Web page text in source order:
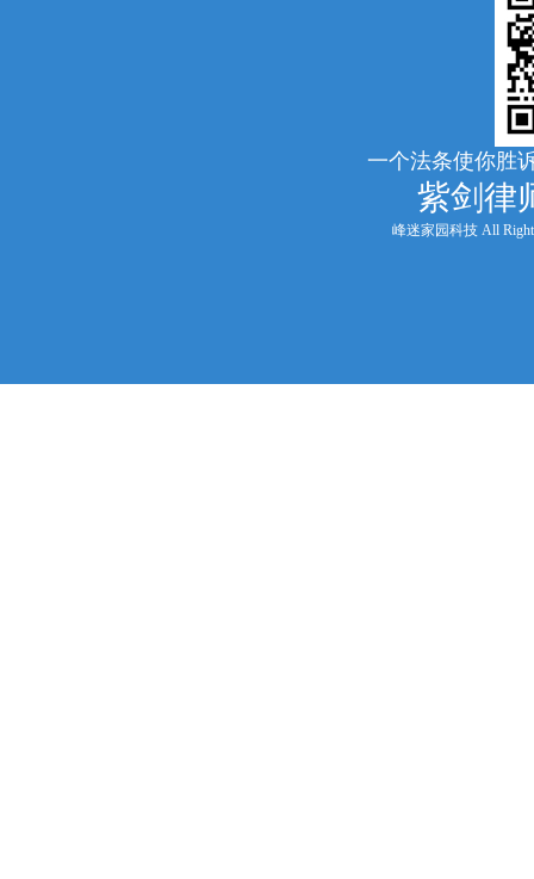
一个法条使你胜
紫剑律
峰迷家园科技 All